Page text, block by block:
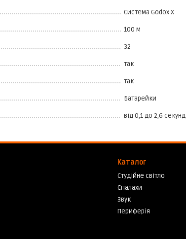
Система Godox X
100 м
32
так
так
Батарейки
від 0,1 до 2,6 секунд
Каталог
Студійне світло
Спалахи
Звук
Периферія